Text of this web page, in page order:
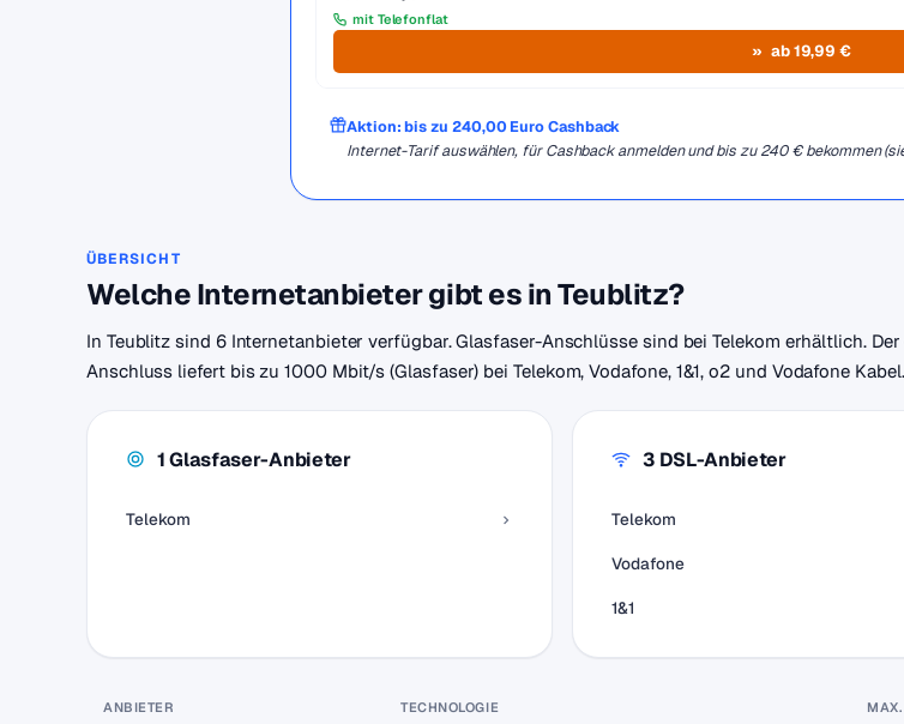
mit Telefonflat
ab 19,99 €
Aktion: bis zu 240,00 Euro Cashback
Internet-Tarif auswählen, für Cashback anmelden und bis zu 240 € bekommen
ÜBERSICHT
Welche Internetanbieter gibt es in Teublitz?
In Teublitz sind 6 Internetanbieter verfügbar. Glasfaser-Anschlüsse sind bei Telekom erhältlich.
Anschluss liefert bis zu 1000 Mbit/s (Glasfaser) bei Telekom, Vodafone, 1&1, o2 und Vodafone Kabel.
1 Glasfaser-Anbieter
Telekom
3 DSL-Anbieter
Telekom
Vodafone
1&1
ANBIETER TECHNOLOGIE